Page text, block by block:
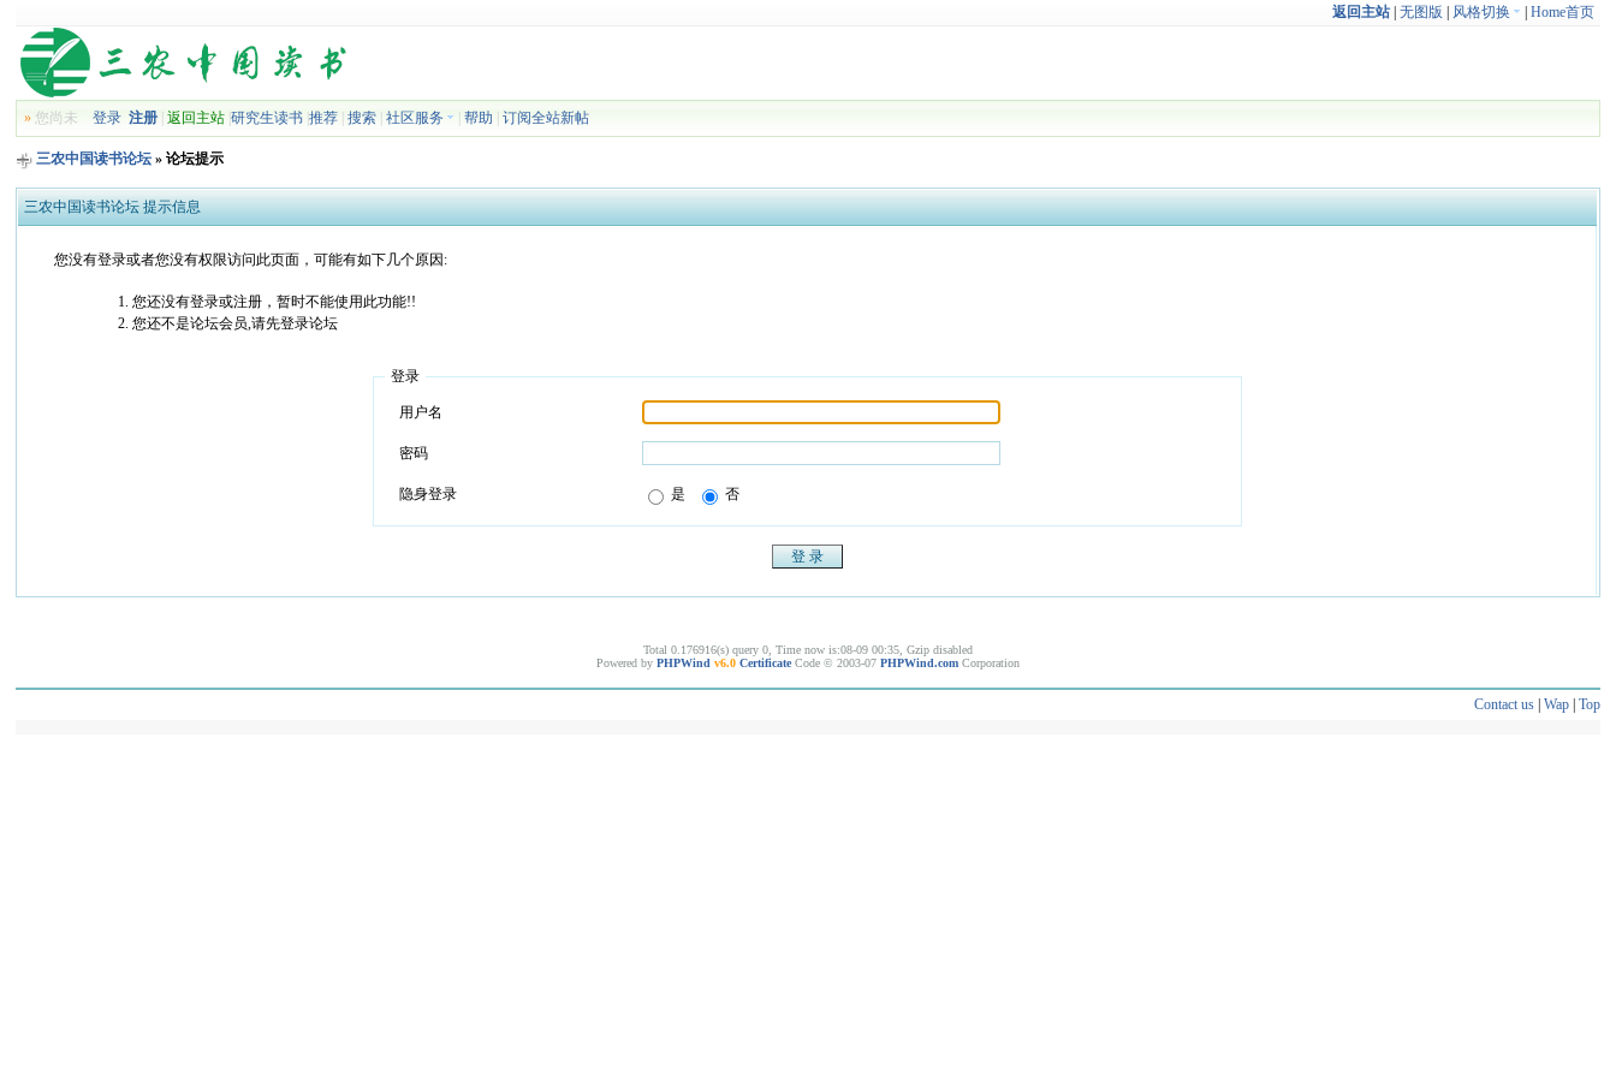
返回主站| 无图版 风格切换 Home首页
» 您尚未登录 注册 |返回主站 |研究生读书 |推荐 |搜索 |社区服务 |帮助 |订阅全站新帖
三农中国读书论坛 » 论坛提示
三农中国读书论坛 提示信息
您没有登录或者您没有权限访问此页面，可能有如下几个原因:
您还没有登录或注册，暂时不能使用此功能!!
您还不是论坛会员,请先登录论坛
登录
用户名
密码
隐身登录 是 否
Total 0.176916(s) query 0, Time now is:08-09 00:35, Gzip disabled
Powered by PHPWind v6.0 Certificate Code © 2003-07 PHPWind.com Corporation
Contact us| Wap| Top